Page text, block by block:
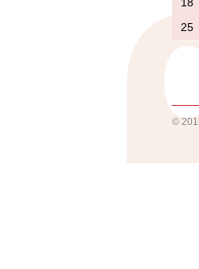
25
©